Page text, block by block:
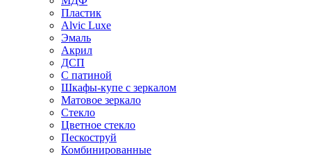
Пластик
Alvic Luxe
Эмаль
Акрил
ДСП
С патиной
Шкафы-купе с зеркалом
Матовое зеркало
Стекло
Цветное стекло
Пескоструй
Комбинированные